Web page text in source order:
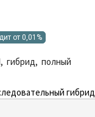
от 0,01%
гибрид, полный
гибрид